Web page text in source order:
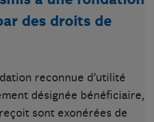
des droits de
reconnue d’utilité
désignée bénéficiaire,
sont exonérées de